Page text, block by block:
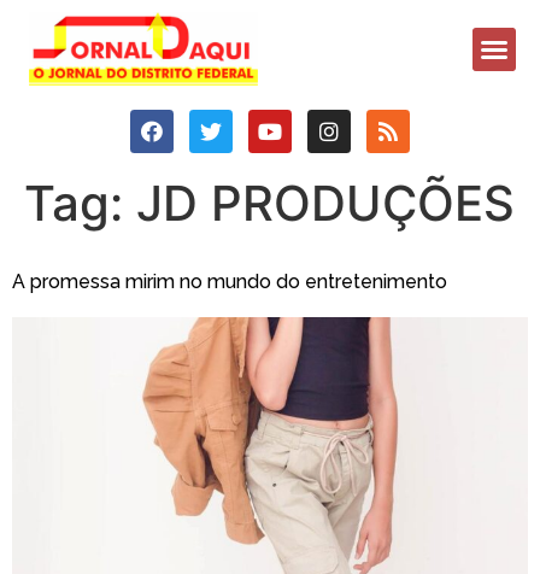
Tag: JD PRODUÇÕES
A promessa mirim no mundo do entretenimento